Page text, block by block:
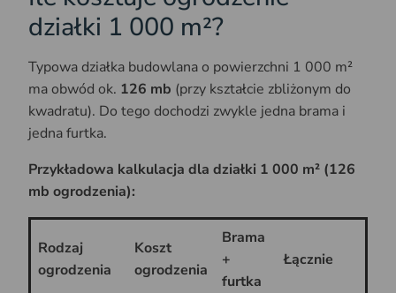
działki 1 000 m²?
Typowa działka budowlana o powierzchni 1 000 m²
ma obwód ok. 126 mb (przy kształcie zbliżonym do
kwadratu). Do tego dochodzi zwykle jedna brama i
jedna furtka.
Przykładowa kalkulacja dla działki 1 000 m² (126
mb ogrodzenia):
Rodzaj
ogrodzenia
Koszt
ogrodzenia
Brama
+
furtka
Łącznie